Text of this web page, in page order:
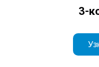
3-